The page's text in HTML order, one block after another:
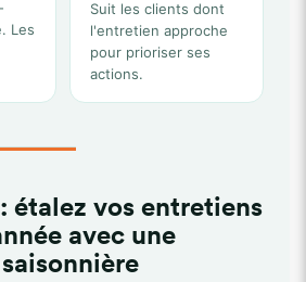
Les
Suit les clients dont
l'entretien approche
pour prioriser ses
actions.
étalez vos entretiens
avec une